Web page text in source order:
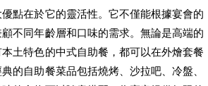
點在於它的靈活性。它不僅能根據宴會的
不同年齡層和口味的需求。無論是高端的
土特色的中式自助餐，都可以在外燴套餐
的自助餐菜品包括燒烤、沙拉吧、冷盤、